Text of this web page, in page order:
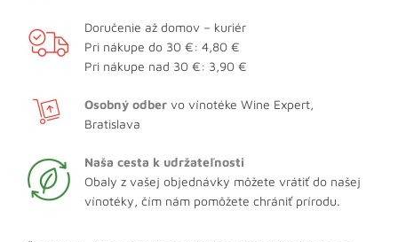
Doručenie až domov – kuriér
Pri nákupe do 30 €: 4,80 €
Pri nákupe nad 30 €: 3,90 €
Osobný odber vo vínotéke Wine Expert,
Bratislava
Naša cesta k udržateľnosti
Obaly z vašej objednávky môžete vrátiť do našej
vínotéky, čím nám pomôžete chrániť prírodu.